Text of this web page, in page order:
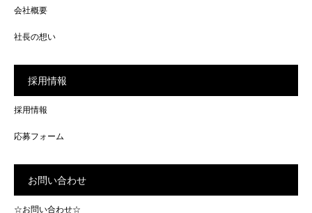
会社概要
社長の想い
採用情報
採用情報
応募フォーム
お問い合わせ
☆お問い合わせ☆